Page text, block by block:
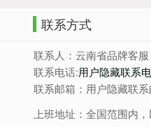
联系方式
联系人：云南省品牌客服
联系电话:用户隐藏联系
联系邮箱：用户隐藏联
上班地址：全国范围内